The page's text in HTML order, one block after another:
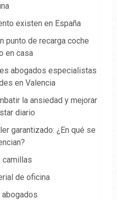
existen en España
punto de recarga coche
en casa
abogados especialistas
en Valencia
la ansiedad y mejorar
diario
garantizado: ¿En qué se
camillas
de oficina